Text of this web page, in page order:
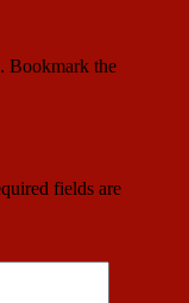
. Bookmark the
fields are